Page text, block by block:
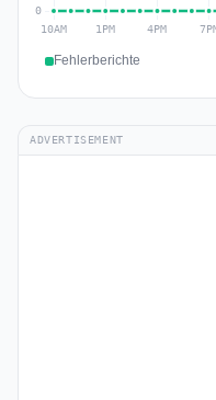
Fehlerberichte
ADVERTISEMENT